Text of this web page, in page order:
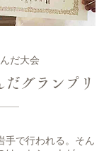
だ大会
グランプリ
手で行われる。そん